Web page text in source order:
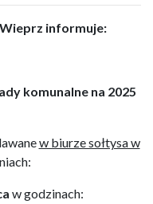
informuje:
komunalne na 2025
w biurze sołtysa w
w godzinach: